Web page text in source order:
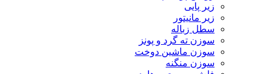
زیر پایی
زیر مانیتور
سطل زباله
سوزن ته گرد و پونز
سوزن ماشین دوخت
سوزن منگنه